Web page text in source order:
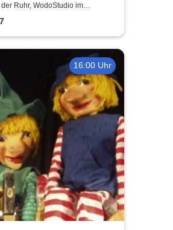
Ruhr
Ruhr, WodoStudio im
Ruhr
16:00 Uhr